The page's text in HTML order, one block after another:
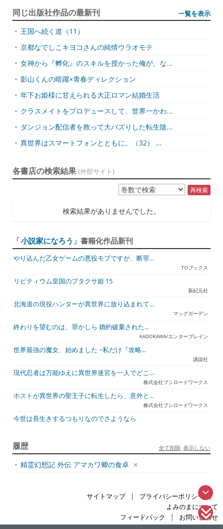
同じ出版社作品の最新刊 一覧を表示
・ 王国へ続く道（11）
・ 京都なでしこキヨコさんの純情ウラオモテ
・ 女神から『孵化』のスキルを授かった俺が、な...
・ 影山くんの暗躍×青春ディレクション
・ 年下お姫様に甘えられる大正ロマン結婚生活
・ クラスメイトをプロデュースして、世界一かわ...
・ ダンジョン配信者を救って大バズりした転生陰...
・ 異世界はスマートフォンとともに。（32） ...
各書店の検索結果 (外部サイト)
再検索
検索結果がありませんでした。
「小説家になろう 」書籍化作品新刊
やり込んだ乙女ゲームの悪役モブですが、断罪...
TOブックス
リビティウム皇国のブタクサ姫 15
新紀元社
北海道の現役ハンターが異世界に放り込まれて...
マッグガーデン
終わりを望むのは、罪かしら 婚約破棄された...
KADOKAWA/エンターブレイン
世界最強の魔女、始めました ~私だけ『攻略...
講談社
現代忍者は万能ゆえに異世界迷宮を一人でどこ...
株式会社ブシロードワークス
ホストが異世界の聖王子に転生したら、意外と...
株式会社ブシロードワークス
今世は長生きするつもりなのでさようなら
宇都宮ケーブルテレビ
ジュリとエレナの森の相談所 ~付与の力であ...
一二三書房
天才悪女は嘘を見破る2
ホビージャパン
TOブックス
履歴 表示しない
全て削除
・ 精霊幻想記 外伝 アマカワ卿の食卓
サイトマップ | プライバシーポリシー |
よみのまについて
フィードバック
| お問い合わせ